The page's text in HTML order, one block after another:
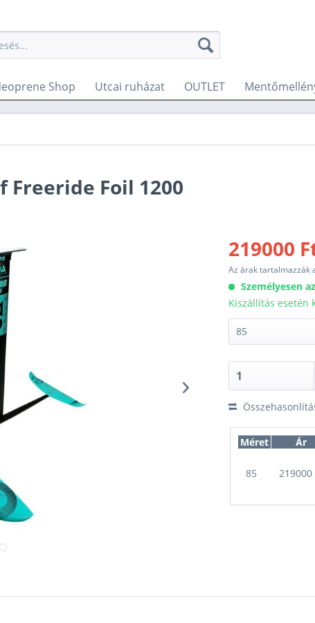
Shop Utcai ruházat OUTLET
Foil 1200
219000
Az árak tartalmazzák
Személyesen
Kiszállítás esetén
Méret Ár
85 219000